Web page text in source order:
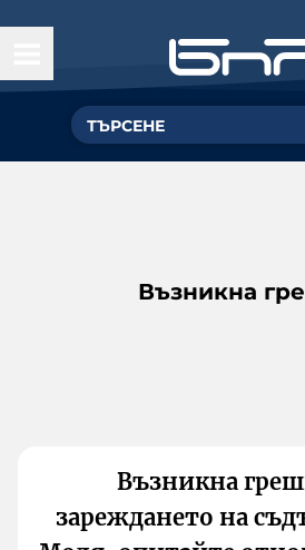
Възникна
Възникна
зареждането на